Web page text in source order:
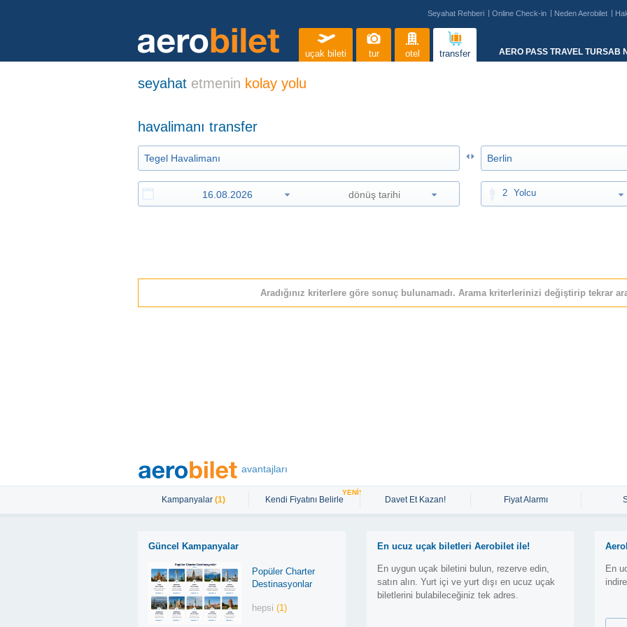
Seyahat Rehberi Online Check-in Neden Aerobilet
uçak bileti tur otel transfer AERO PASS TRAVEL TURSAB
seyahat etmenin kolay yolu
havalimanı transfer
2 Yolcu
Aradığınız kriterlere göre sonuç bulunamadı. Arama kriterlerinizi değiştirip tekrar
avantajları
Kampanyalar (1) Kendi Fiyatını Belirle
YENİ!
Davet Et Kazan! Fiyat Alarmı
Güncel Kampanyalar
Popüler Charter
Destinasyonlar
hepsi(1)
En ucuz uçak biletleri Aerobilet ile!
En uygun uçak biletini bulun, rezerve edin,
satın alın. Yurt içi ve yurt dışı en ucuz uçak
biletlerini bulabileceğiniz tek adres.
En